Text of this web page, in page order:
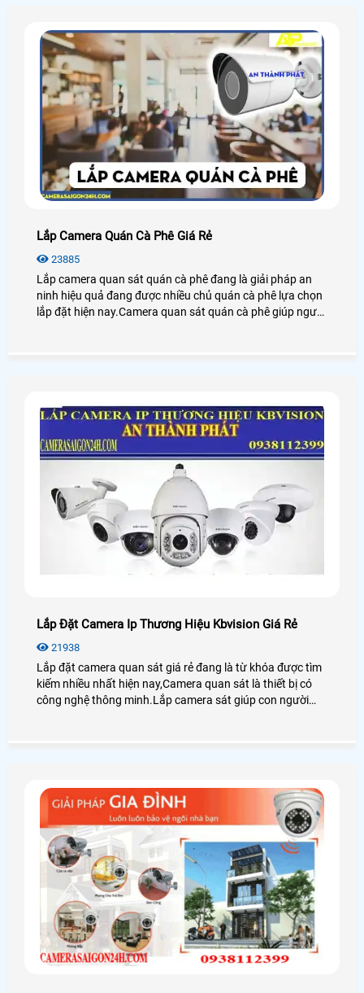
Lắp Camera Quán Cà Phê Giá Rẻ
23885
Lắp camera quan sát quán cà phê đang là giải pháp an
ninh hiệu quả đang được nhiều chủ quán cà phê lựa chọn
lắp đặt hiện nay.Camera quan sát quán cà phê giúp người
Lắp Đặt Camera Ip Thương Hiệu Kbvision Giá Rẻ
21938
Lắp đặt camera quan sát giá rẻ đang là từ khóa được tìm
kiếm nhiều nhất hiện nay,Camera quan sát là thiết bị có
công nghệ thông minh.Lắp camera sát giúp con người